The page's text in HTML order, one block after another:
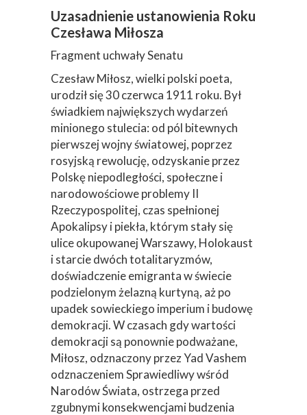
Uzasadnienie ustanowienia Roku
Czesława Miłosza
Fragment uchwały Senatu
Czesław Miłosz, wielki polski poeta,
urodził się 30 czerwca 1911 roku. Był
świadkiem największych wydarzeń
minionego stulecia: od pól bitewnych
pierwszej wojny światowej, poprzez
rosyjską rewolucję, odzyskanie przez
Polskę niepodległości, społeczne i
narodowościowe problemy II
Rzeczypospolitej, czas spełnionej
Apokalipsy i piekła, którym stały się
ulice okupowanej Warszawy, Holokaust
i starcie dwóch totalitaryzmów,
doświadczenie emigranta w świecie
podzielonym żelazną kurtyną, aż po
upadek sowieckiego imperium i budowę
demokracji. W czasach gdy wartości
demokracji są ponownie podważane,
Miłosz, odznaczony przez Yad Vashem
odznaczeniem Sprawiedliwy wśród
Narodów Świata, ostrzega przed
zgubnymi konsekwencjami budzenia